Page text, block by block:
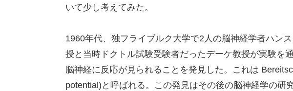
いて少し考えてみた。
1960年代、独フライブルク大学で2人の脳神経学者ハン
授と当時ドクトル試験受験者だったデーケ教授が実験を
脳神経に反応が見られることを発見した。これは
potential)と呼ばれる。この発見はその後の脳神経学の研